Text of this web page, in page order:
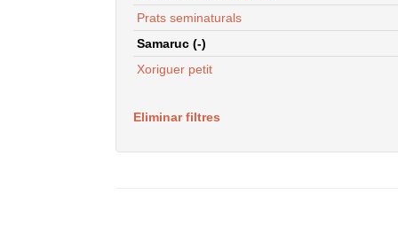
Prats seminaturals
Samaruc (-)
Xoriguer petit
Eliminar filtres